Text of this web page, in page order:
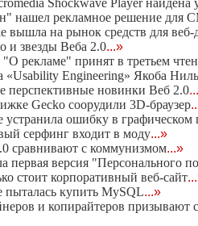
Shockwave Player найдена
нашел рекламное решение для
вышла на рынок средств для веб-
и звезды Веба 2.0...»
"О рекламе" принят в третьем
«Usability Engineering» Якоба
перспективные новинки Веб 2.0
Gecko соорудили 3D-браузер
устранила ошибку в графическом
серфинг входит в моду...»
сравнивают с коммунизмом...»
первая версия "Персонального
стоит корпоративный веб-сайт
пыталась купить MySQL...»
и копирайтеров призывают